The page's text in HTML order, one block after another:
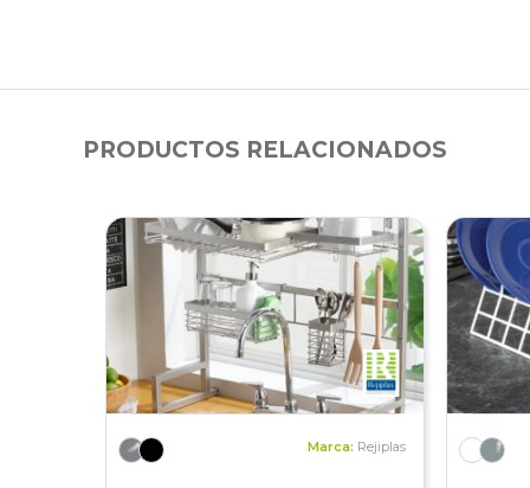
PRODUCTOS RELACIONADOS
Marca: Rejiplas